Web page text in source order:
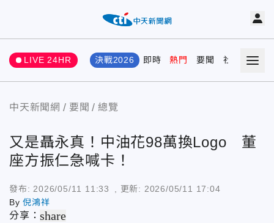
LIVE 24HR 決戰2026 即時 熱門 要聞 社會 娛樂
中天新聞網 要聞 總覽
又是聶永真！中油花98萬換Logo 董
座方振仁急喊卡！
發布: 2026/05/11 11:33 , 更新: 2026/05/11 17:04
By倪鴻祥
分享：share